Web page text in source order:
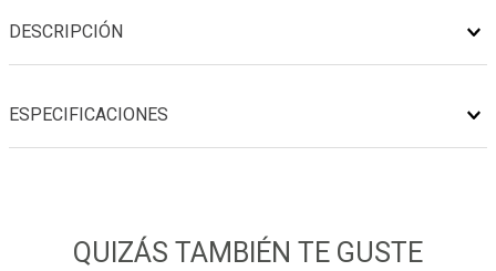
DESCRIPCIÓN
ESPECIFICACIONES
QUIZÁS TAMBIÉN TE GUSTE